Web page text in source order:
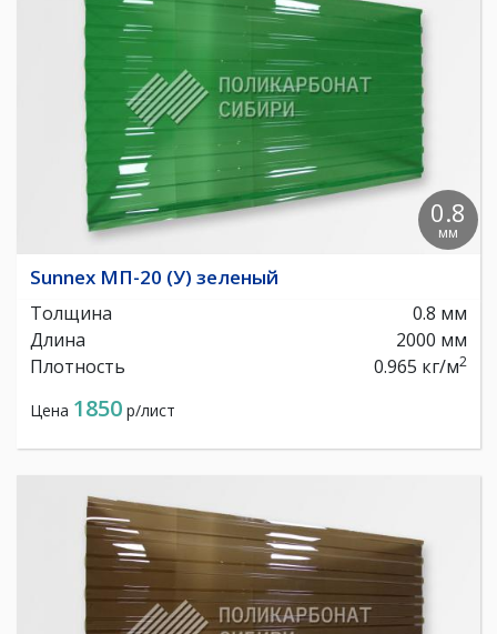
0.8
мм
Sunnex МП-20 (У) зеленый
Толщина
0.8 мм
Длина
2000 мм
Плотность
0.965 кг/м2
Цена 1850 р/лист